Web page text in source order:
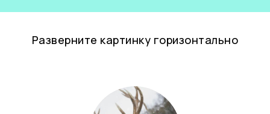
Разверните картинку горизонтально